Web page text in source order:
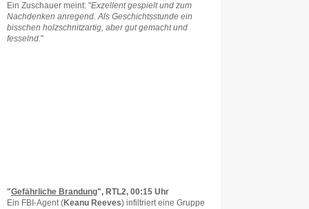
Ein Zuschauer meint: "Exzellent gespielt und zum
Nachdenken anregend. Als Geschichtsstunde ein
bisschen holzschnitzartig, aber gut gemacht und
fesselnd. "
"Gefährliche Brandung", RTL2, 00:15 Uhr
Ein FBI-Agent (Keanu Reeves) infiltriert eine Gruppe